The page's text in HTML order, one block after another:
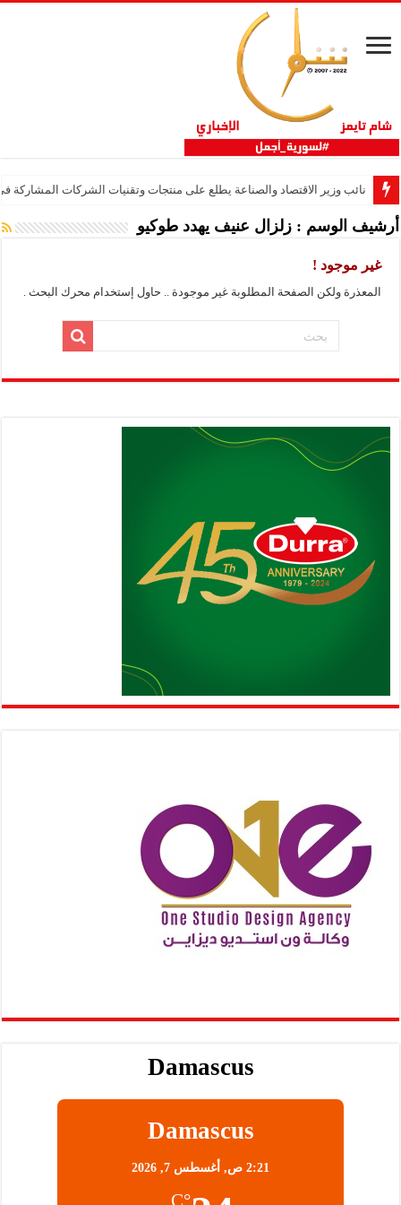
نائب وزير الاقتصاد والصناعة يطلع على منتجات وتقنيات الشركات المشاركة في
أرشيف الوسم :زلزال عنيف يهدد طوكيو
غير موجود !
المعذرة ولكن الصفحة المطلوبة غير موجودة .. حاول إستخدام محرك البحث .
Damascus
Damascus
2:21 ص, أغسطس 7, 2026
°C